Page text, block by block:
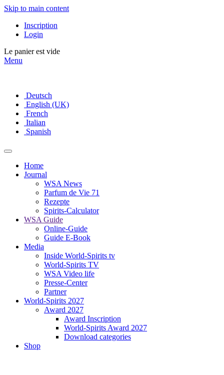
Skip to main content
Inscription
Login
Le panier est vide
Menu
Deutsch
English (UK)
French
Italian
Spanish
Home
Journal
WSA News
Parfum de Vie 71
Rezepte
Spirits-Calculator
WSA Guide
Online-Guide
Guide E-Book
Media
Inside World-Spirits tv
World-Spirits TV
WSA Video life
Presse-Center
Partner
World-Spirits 2027
Award 2027
Award Inscription
World-Spirits Award 2027
Download categories
Shop